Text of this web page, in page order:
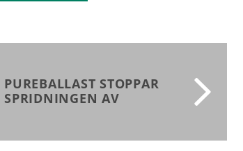
PUREBALLAST STOPPAR
SPRIDNINGEN AV